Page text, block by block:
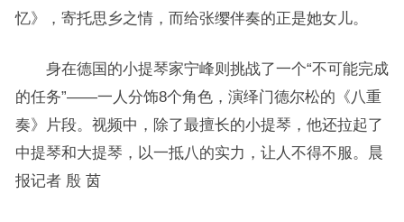
忆》，寄托思乡之情，而给张缨伴奏的正是她女儿。
身在德国的小提琴家宁峰则挑战了一个“不可能完成
的任务”——一人分饰8个角色，演绎门德尔松的《八重
奏》片段。视频中，除了最擅长的小提琴，他还拉起了
中提琴和大提琴，以一抵八的实力，让人不得不服。晨
报记者 殷 茵